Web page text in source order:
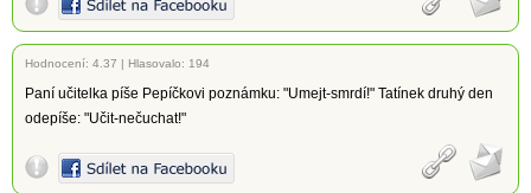
Hodnocení: 4.37 | Hlasovalo: 194
Paní učitelka píše Pepíčkovi poznámku: "Umejt-smrdí!" Tatínek druhý den
odepíše: "Učit-nečuchat!"